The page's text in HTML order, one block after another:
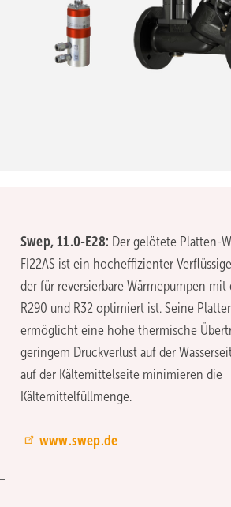
Swep, 11.0-E28: Der gelötete Platten-
FI22AS ist ein hocheffizienter
der für reversierbare Wärmepumpen
R290 und R32 optimiert ist. Seine
ermöglicht eine hohe thermische
geringem Druckverlust auf der
auf der Kältemittelseite minimieren die
Kältemittelfüllmenge.
www.swep.de